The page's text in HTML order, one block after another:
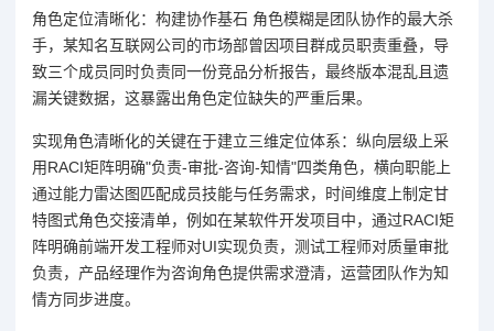
角色定位清晰化：构建协作基石 角色模糊是团队协作的最大杀
手，某知名互联网公司的市场部曾因项目群成员职责重叠，导
致三个成员同时负责同一份竞品分析报告，最终版本混乱且遗
漏关键数据，这暴露出角色定位缺失的严重后果。
实现角色清晰化的关键在于建立三维定位体系：纵向层级上采
用RACI矩阵明确"负责-审批-咨询-知情"四类角色，横向职能上
通过能力雷达图匹配成员技能与任务需求，时间维度上制定甘
特图式角色交接清单，例如在某软件开发项目中，通过RACI矩
阵明确前端开发工程师对UI实现负责，测试工程师对质量审批
负责，产品经理作为咨询角色提供需求澄清，运营团队作为知
情方同步进度。